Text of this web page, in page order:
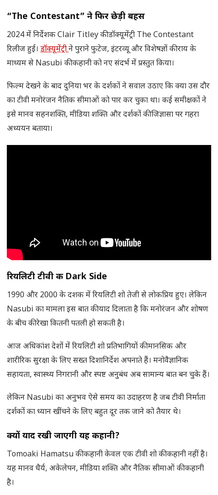
“The Contestant” ने फिर छेड़ी बहस
2024 में निर्देशक Clair Titley की डॉक्यूमेंट्री The Contestant
रिलीज हुई। डॉक्यूमेंट्रीने पुराने फुटेज, इंटरव्यू और विशेषज्ञों की राय के
माध्यम से Nasubi की कहानी को नए संदर्भ में प्रस्तुत किया।
फिल्म देखने के बाद दुनिया भर के दर्शकों ने सवाल उठाए कि क्या उस दौर
का टीवी मनोरंजन नैतिक सीमाओं को पार कर चुका था। कई समीक्षकों ने
इसे मानव सहनशक्ति, मीडिया शक्ति और दर्शकों की जिज्ञासा पर गहरा
अध्ययन बताया।
रियलिटी टीवी की Dark Side
1990 और 2000 के दशक में रियलिटी शो तेजी से लोकप्रिय हुए। लेकिन
Nasubi का मामला इस बात की याद दिलाता है कि मनोरंजन और शोषण
के बीच की रेखा कितनी पतली हो सकती है।
आज अधिकांश देशों में रियलिटी शो प्रतिभागियों की मानसिक और
शारीरिक सुरक्षा के लिए सख्त दिशानिर्देश अपनाते हैं। मनोवैज्ञानिक
सहायता, स्वास्थ्य निगरानी और स्पष्ट अनुबंध अब सामान्य बात बन चुके हैं।
लेकिन Nasubi का अनुभव ऐसे समय का उदाहरण है जब टीवी निर्माता
दर्शकों का ध्यान खींचने के लिए बहुत दूर तक जाने को तैयार थे।
क्यों याद रखी जाएगी यह कहानी?
Tomoaki Hamatsu की कहानी केवल एक टीवी शो की कहानी नहीं है।
यह मानव धैर्य, अकेलेपन, मीडिया शक्ति और नैतिक सीमाओं की कहानी
है।